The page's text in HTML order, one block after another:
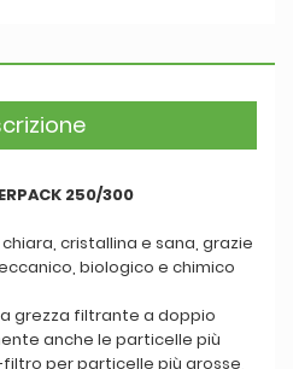
250/300
cristallina e sana, grazie
biologico e chimico
grezza filtrante a doppio
anche le particelle più
per particelle più grosse,